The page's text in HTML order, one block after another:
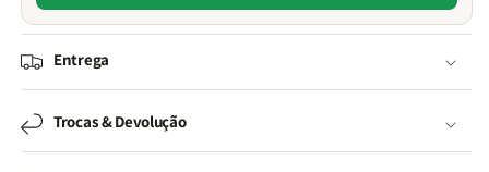
Entrega
Trocas & Devolução